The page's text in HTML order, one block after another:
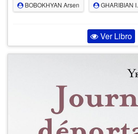
BOBOKHYAN Arsen GHARIBIAN I.
Ver Libro